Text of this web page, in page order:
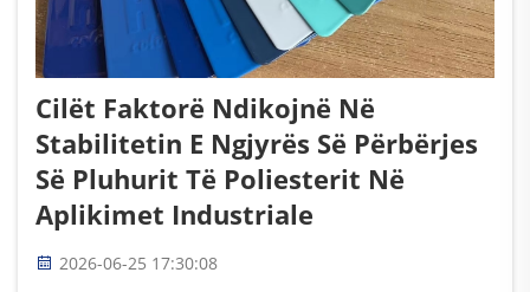
Cilët Faktorë Ndikojnë Në
Stabilitetin E Ngjyrës Së Përbërjes
Së Pluhurit Të Poliesterit Në
Aplikimet Industriale
2026-06-25 17:30:08